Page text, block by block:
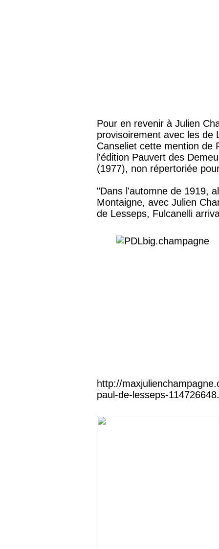
Pour en revenir à Julien
provisoirement avec les de
Canseliet cette mention de
l'édition Pauvert des
(1977), non répertoriée
"Dans l'automne de 1919,
Montaigne, avec Julien
de Lesseps, Fulcanelli
http://
paul-de-lesseps-